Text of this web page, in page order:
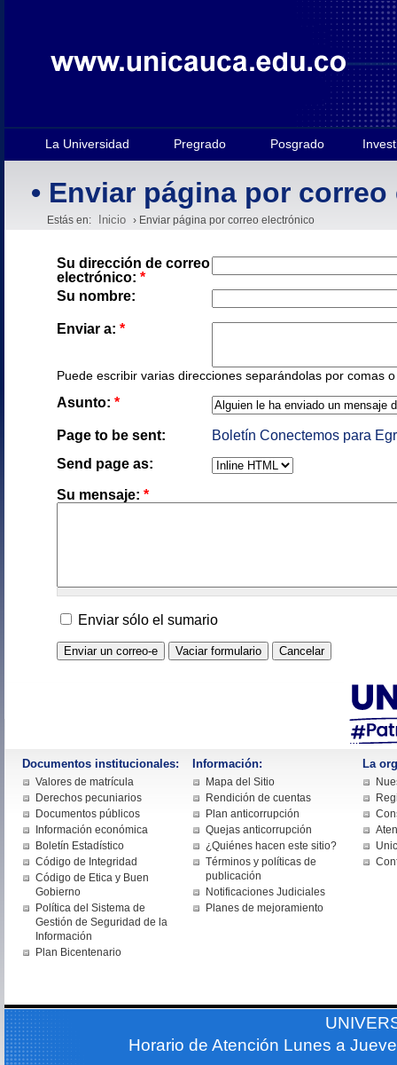
La Universidad Pregrado Posgrado
• Enviar página por
Estás en: Inicio › Enviar página por correo electrónico
Su dirección de correo
electrónico: *
Su nombre:
Enviar a: *
Puede escribir varias direcciones separándolas por comas
Asunto: *
Page to be sent:
Boletín Conectemos para
Send page as:
Su mensaje: *
Enviar sólo el sumario
Documentos institucionales:
Valores de matrícula
Derechos pecuniarios
Documentos públicos
Información económica
Boletín Estadístico
Código de Integridad
Código de Etica y Buen
Gobierno
Política del Sistema de
Gestión de Seguridad de la
Información
Plan Bicentenario
Información:
Mapa del Sitio
Rendición de cuentas
Plan anticorrupción
Quejas anticorrupción
¿Quiénes hacen este sitio?
Términos y políticas de
publicación
Notificaciones Judiciales
Planes de mejoramiento
La
Horario de Atención Lunes a